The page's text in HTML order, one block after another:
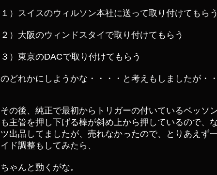
１）スイスのウィルソン本社に送って取り付けてもら
２）大阪のウィンドスタイで取り付けてもらう
３）東京のDACで取り付けてもらう
のどれかにしようかな・・・・と考えもしましたが・
その後、純正で最初からトリガーの付いているベッソ
も主管を押し下げる棒が斜め上から押しているので
ツ出品してましたが、売れなかったので、とりあえず
イド調整もしてみたら、
ちゃんと動くがな。